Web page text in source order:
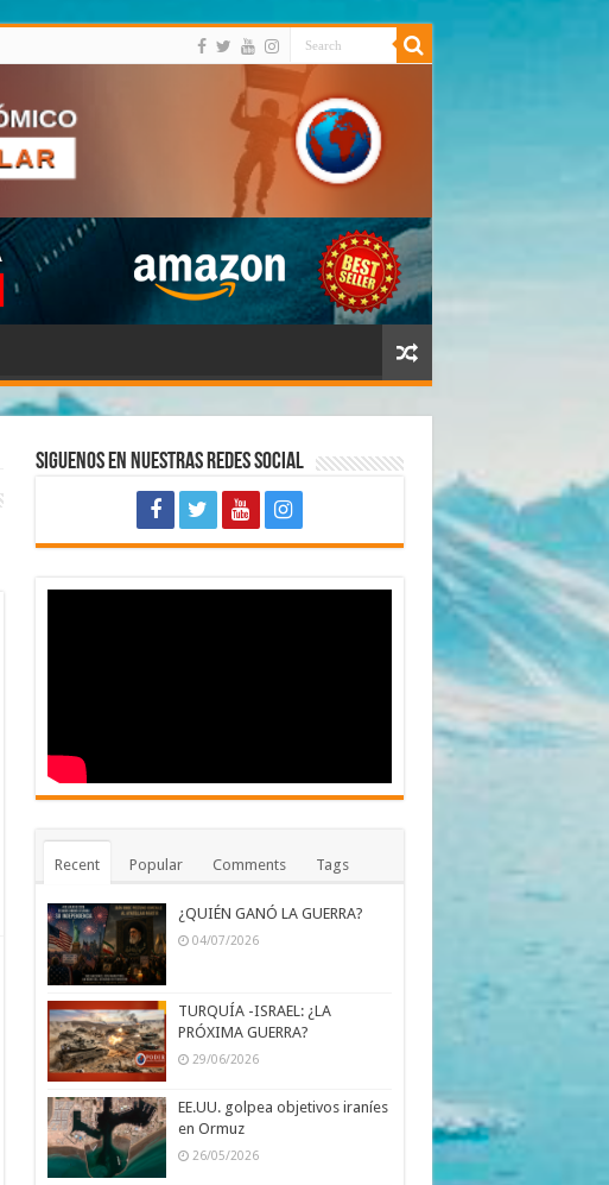
Siguenos en Nuestras Redes Social
Recent Popular Comments Tags
¿QUIÉN GANÓ LA GUERRA?
04/07/2026
TURQUÍA -ISRAEL: ¿LA
PRÓXIMA GUERRA?
29/06/2026
EE.UU. golpea objetivos iraníes
en Ormuz
26/05/2026